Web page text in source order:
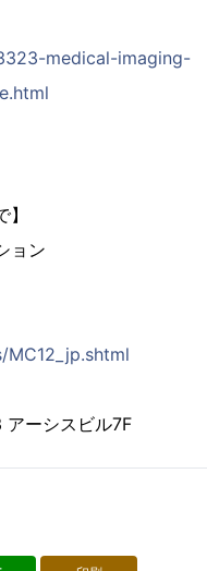
medical-imaging-
ョン
ーシスビル7F